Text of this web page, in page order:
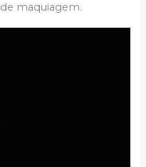
maquiagem.